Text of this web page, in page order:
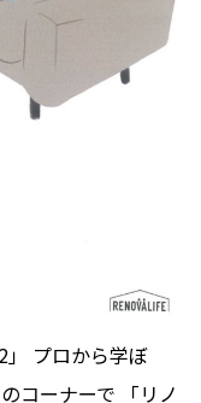
」 プロから学ぼ
コーナーで 「リノ